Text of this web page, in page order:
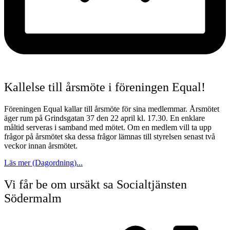
Kallelse till årsmöte i föreningen Equal!
Föreningen Equal kallar till årsmöte för sina medlemmar. Årsmötet
äger rum på Grindsgatan 37 den 22 april kl. 17.30. En enklare
måltid serveras i samband med mötet. Om en medlem vill ta upp
frågor på årsmötet ska dessa frågor lämnas till styrelsen senast två
veckor innan årsmötet.
Läs mer (Dagordning)...
Vi får be om ursäkt sa Socialtjänsten
Södermalm